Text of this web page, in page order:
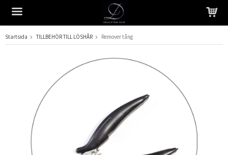
Produkten har blivit tillagd i varukorgen
Startsida TILLBEHÖR TILL LÖSHÅR Remover tång